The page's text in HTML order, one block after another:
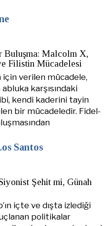
Buluşma: Malcolm X,
Filistin Mücadelesi
verilen mücadele,
abluka karşısındaki
kendi kaderini tayin
bir mücadeledir. Fidel-
Santos
Şehit mi, Günah
içte ve dışta izlediği
politikalar